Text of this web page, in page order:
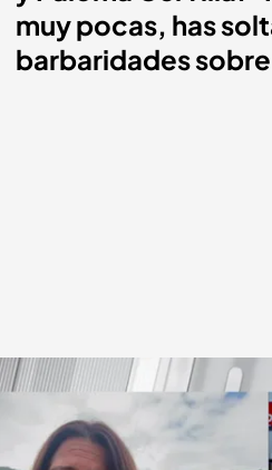
muy pocas, has
barbaridades
Leire Díez y Paloma Cervilla en 'En boca
Miguel Barroso
25 JUL 2025 - 14:05h.